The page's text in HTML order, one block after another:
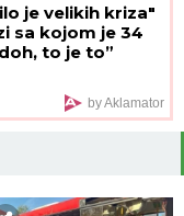
je velikih kriza"
sa kojom je 34
to je to”
by Aklamator